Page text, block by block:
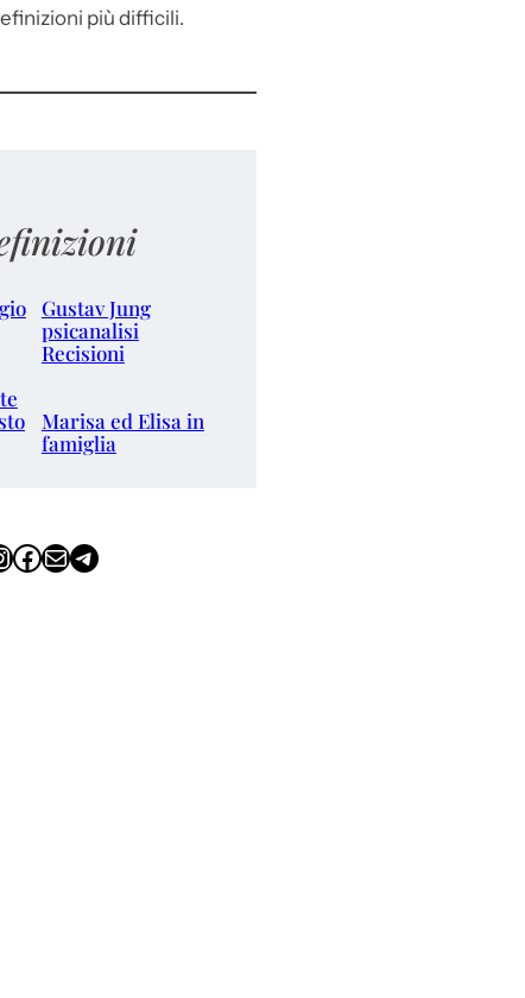
più difficili.
Gustav Jung
psicanalisi
Recisioni
Marisa ed Elisa in
famiglia
Facebook Email Telegram